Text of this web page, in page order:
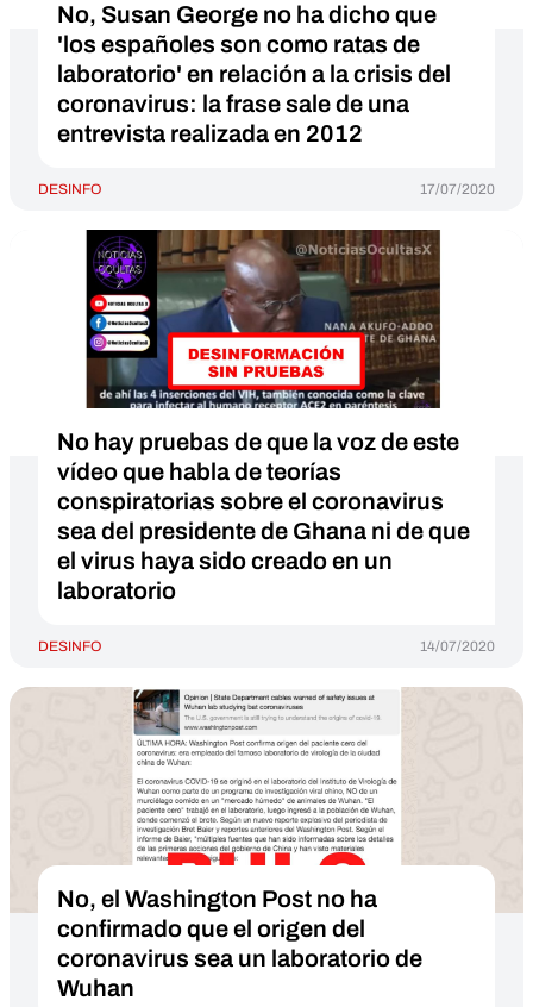
No, Susan George no ha dicho que
'los españoles son como ratas de
laboratorio' en relación a la crisis del
coronavirus: la frase sale de una
entrevista realizada en 2012
DESINFO 17/07/2020
No hay pruebas de que la voz de este
vídeo que habla de teorías
conspiratorias sobre el coronavirus
sea del presidente de Ghana ni de que
el virus haya sido creado en un
laboratorio
DESINFO 14/07/2020
No, el Washington Post no ha
confirmado que el origen del
coronavirus sea un laboratorio de
Wuhan